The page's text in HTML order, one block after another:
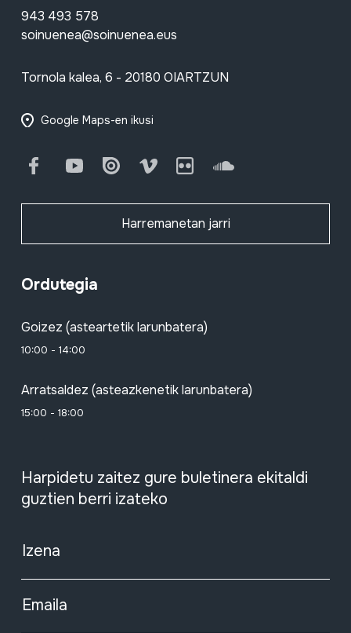
943 493 578
soinuenea@soinuenea.eus
Tornola kalea, 6 - 20180 OIARTZUN
Google Maps-en ikusi
FacebookYoutube Issuu Vimeo Flickr SoundCloud
Harremanetan jarri
Ordutegia
Goizez (asteartetik larunbatera)
10:00 - 14:00
Arratsaldez (asteazkenetik larunbatera)
15:00 - 18:00
Harpidetu zaitez gure buletinera ekitaldi
guztien berri izateko
Izena
Emaila